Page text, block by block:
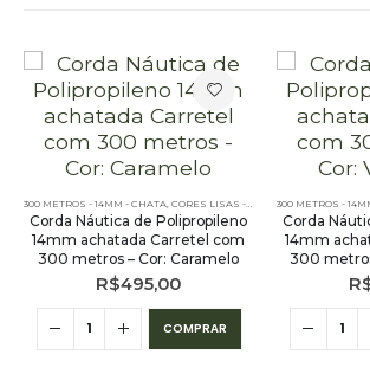
300 METROS - 14MM - CHATA, CORES LISAS - 300 METROS - 14MM - CHATA
Corda Náutica de Polipropileno
14mm achatada Carretel com
300 metros – Cor: Caramelo
R$495,00
COMPRAR
300 METROS -
Corda
14mm
300